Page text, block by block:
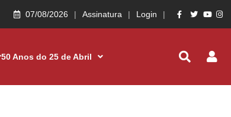
07/08/2026 Assinatura Login
50 Anos do 25 de Abril